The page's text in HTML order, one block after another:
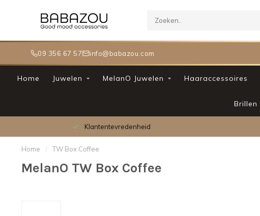
09 356 67 57 info@babazou.com
Home Juwelen MelanO Juwelen Haaraccessoires
Brillen
Meer dan 30.000 tevreden klanten
Home / TW Box Coffee
MelanO TW Box Coffee